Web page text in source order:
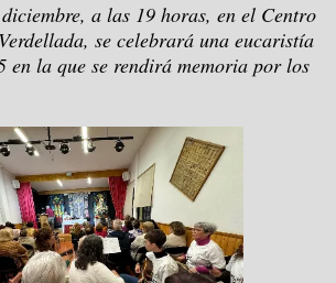
a las 19 horas, en el Centro
se celebrará una eucaristía
en la que se rendirá memoria por los